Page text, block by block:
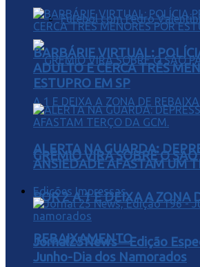
Futebol com Pedro
GRÊMIO VIRA SOBRE O
POR 2 A 1 E DEIXA A ZONA
REBAIXAMENTO
BARBÁRIE VIRTUAL:
ADULTO E CERCA TRÊS
ESTUPRO EM SP
ALERTA NA GUARDA:
ANSIEDADE AFASTAM UM
Edições Impressas
Jornal25News – Edição
Junho-Dia dos Namorados